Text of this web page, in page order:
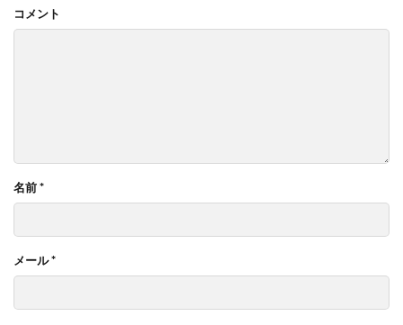
コメント
名前*
メール*